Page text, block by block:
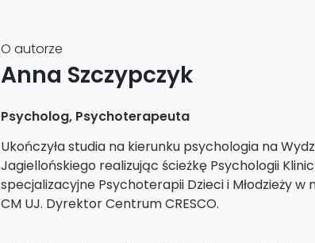
O autorze
Anna Szczypczyk
Psycholog, Psychoterapeuta
Ukończyła studia na kierunku psychologia na
Jagiellońskiego realizując ścieżkę Psychologii
specjalizacyjne Psychoterapii Dzieci i Młodzieży
CM UJ. Dyrektor Centrum CRESCO.